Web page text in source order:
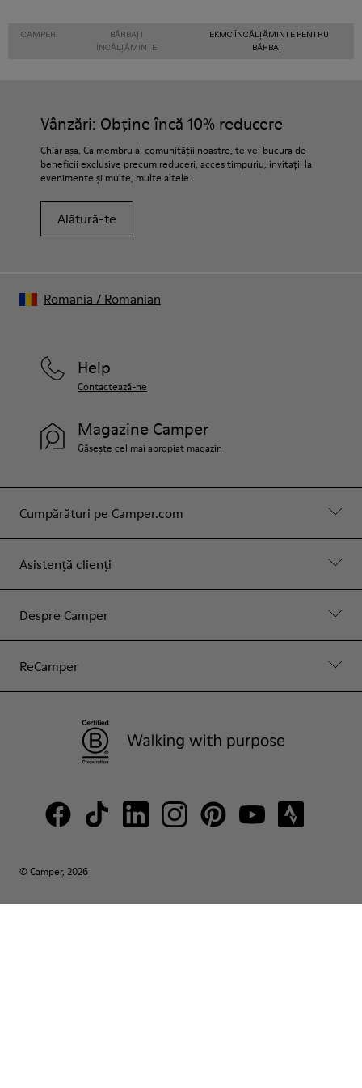
CAMPER
BĂRBAȚI
ÎNCĂLȚĂMINTE
EKMC ÎNCĂLȚĂMINTE PENTRU
BĂRBAȚI
Vânzări: Obține încă 10% reducere
Chiar așa. Ca membru al comunității noastre, te vei bucura de
beneficii exclusive precum reduceri, acces timpuriu, invitații la
evenimente și multe, multe altele.
Alătură-te
Cumpărături pe Camper.com
Asistență clienți
Despre Camper
ReCamper
Help
Contactează-ne
Magazine Camper
Găsește cel mai apropiat magazin
© Camper, 2026
Romania / Romanian